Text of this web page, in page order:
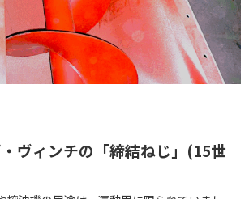
ヴィンチの「締結ねじ」(15世